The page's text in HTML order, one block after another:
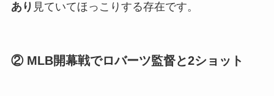
あり 見ていてほっこりする存在です。
② MLB開幕戦でロバーツ監督と2ショット